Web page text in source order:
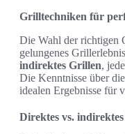
Grilltechniken für
Die Wahl der richtigen
gelungenes
indirektes Grillen,
Die Kenntnisse über
idealen Ergebnisse für
Direktes vs.